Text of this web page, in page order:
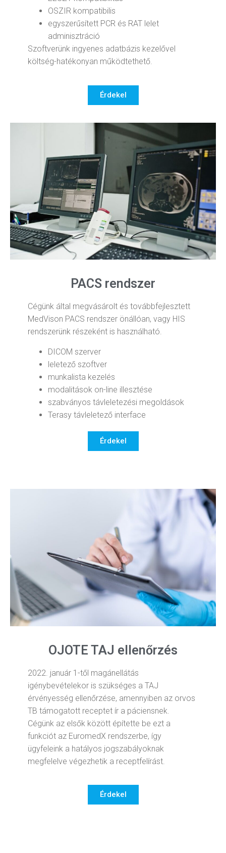
OSZIR kompatibilis
egyszerűsített PCR és RAT lelet
adminisztráció
Szoftverünk ingyenes adatbázis kezelővel
költség-hatékonyan működtethető.
Érdekel
PACS rendszer
Cégünk által megvásárolt és továbbfejlesztett
MedVison PACS rendszer önállóan, vagy HIS
rendszerünk részeként is használható.
DICOM szerver
leletező szoftver
munkalista kezelés
modalitások on-line illesztése
szabványos távleletezési megoldások
Terasy távleletező interface
Érdekel
OJOTE TAJ ellenőrzés
2022. január 1-től magánellátás
igénybevételekor is szükséges a TAJ
érvényesség ellenőrzése, amennyiben az orvos
TB támogatott receptet ír a páciensnek.
Cégünk az elsők között építette be ezt a
funkciót az EuromedX rendszerbe, így
ügyfeleink a hatályos jogszabályoknak
megfelelve végezhetik a receptfelírást.
Érdekel